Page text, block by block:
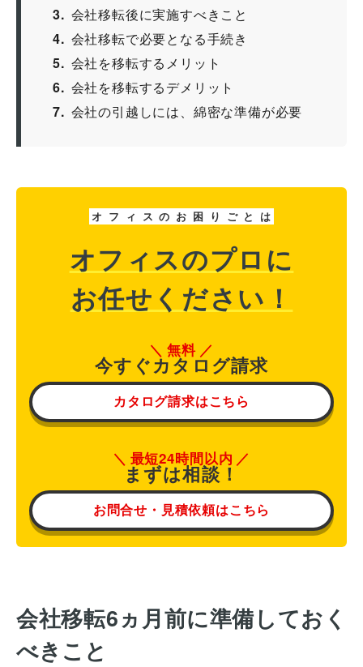
3
会社移転後に実施すべきこと
4
会社移転で必要となる手続き
5
会社を移転するメリット
6
会社を移転するデメリット
7
会社の引越しには、綿密な準備が必要
オ フ ィ ス の お 困 り ご と は
オフィスのプロに
お任せください！
無料
今すぐカタログ請求
カタログ請求はこちら
最短24時間以内
まずは相談！
お問合せ・見積依頼はこちら
会社移転6ヵ月前に準備しておく
べきこと